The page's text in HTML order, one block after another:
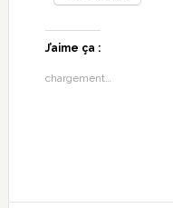
J’aime ça :
chargement…